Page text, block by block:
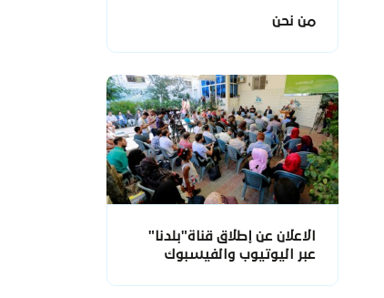
من نحن
الاعلان عن إطلاق قناة"بلدنا"
عبر اليوتيوب والفيسبوك